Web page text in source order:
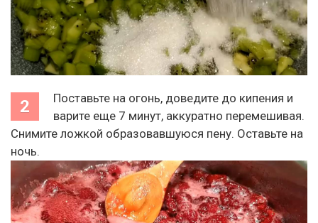
Поставьте на огонь, доведите до кипения и
варите еще 7 минут, аккуратно перемешивая.
Снимите ложкой образовавшуюся пену. Оставьте на
ночь.